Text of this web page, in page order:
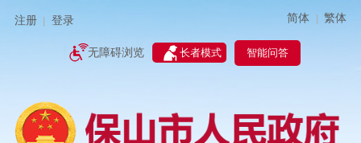
注册 登录 简体 | 繁体
无障碍浏览 长者模式 智能问答